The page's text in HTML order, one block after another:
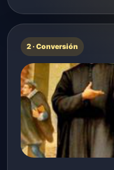
2 · Conversión